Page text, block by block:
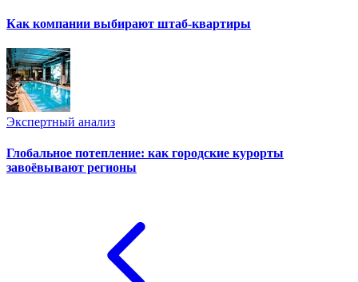
Как компании выбирают штаб-квартиры
Экспертный анализ
Глобальное потепление: как городские курорты
завоёвывают регионы